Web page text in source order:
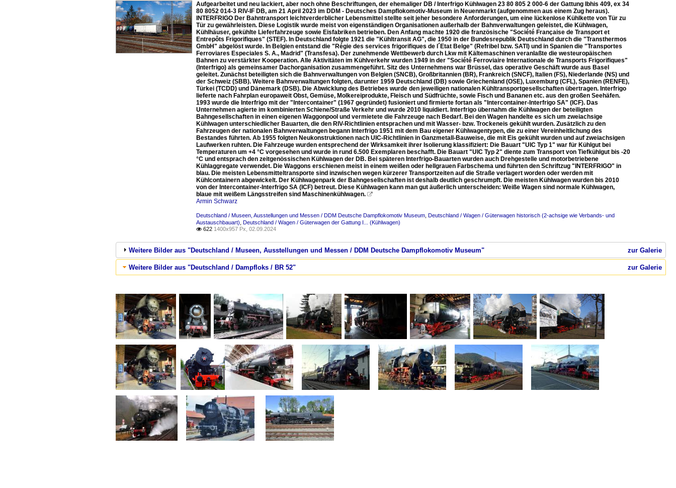
Aufgearbeitet und neu lackiert, aber noch ohne Beschriftungen, der ehemaliger DB / Interfrigo Kühlwagen 23 80 805 2 000-6 der Gattung Ibhis 409, ex 34
80 8052 014-3 RIV-IF DB, am 21 April 2023 im DDM - Deutsches Dampflokomotiv-Museum in Neuenmarkt (aufgenommen aus einem Zug heraus).
INTERFRIGO Der Bahntransport leichtverderblicher Lebensmittel stellte seit jeher besondere Anforderungen, um eine lückenlose Kühlkette von Tür zu
Tür zu gewährleisten. Diese Logistik wurde meist von eigenständigen Organisationen außerhalb der Bahnverwaltungen geleistet, die Kühlwagen,
Kühlhäuser, gekühlte Lieferfahrzeuge sowie Eisfabriken betrieben. Den Anfang machte 1920 die französische "Société Française de Transport et
Entrepôts Frigorifiques" (STEF). In Deutschland folgte 1921 die "Kühltransit AG", die 1950 in der Bundesrepublik Deutschland durch die "Transthermos
GmbH" abgelöst wurde. In Belgien entstand die "Régie des services frigorifiques de l´Etat Belge" (Refribel bzw. SATI) und in Spanien die "Transportes
Ferroviares Especiales S. A., Madrid" (Transfesa). Der zunehmende Wettbewerb durch Lkw mit Kältemaschinen veranlaßte die westeuropäischen
Bahnen zu verstärkter Kooperation. Alle Aktivitäten im Kühlverkehr wurden 1949 in der "Société Ferroviaire Internationale de Transports Frigorifiques"
(Interfrigo) als gemeinsamer Dachorganisation zusammengeführt. Sitz des Unternehmens war Brüssel, das operative Geschäft wurde aus Basel
geleitet. Zunächst beteiligten sich die Bahnverwaltungen von Belgien (SNCB), Großbritannien (BR), Frankreich (SNCF), Italien (FS), Niederlande (NS) und
der Schweiz (SBB). Weitere Bahnverwaltungen folgten, darunter 1959 Deutschland (DB) sowie Griechenland (OSE), Luxemburg (CFL), Spanien (RENFE),
Türkei (TCDD) und Dänemark (DSB). Die Abwicklung des Betriebes wurde den jeweiligen nationalen Kühltransportgesellschaften übertragen. Interfrigo
lieferte nach Fahrplan europaweit Obst, Gemüse, Molkereiprodukte, Fleisch und Südfrüchte, sowie Fisch und Bananen etc. aus den großen Seehäfen.
1993 wurde die Interfrigo mit der "Intercontainer" (1967 gegründet) fusioniert und firmierte fortan als "Intercontainer-Interfrigo SA" (ICF). Das
Unternehmen agierte im kombinierten Schiene/Straße Verkehr und wurde 2010 liquidiert. Interfrigo übernahm die Kühlwagen der beteiligten
Bahngesellschaften in einen eigenen Waggonpool und vermietete die Fahrzeuge nach Bedarf. Bei den Wagen handelte es sich um zweiachsige
Kühlwagen unterschiedlicher Bauarten, die den RIV-Richtlinien entsprachen und mit Wasser- bzw. Trockeneis gekühlt wurden. Zusätzlich zu den
Fahrzeugen der nationalen Bahnverwaltungen begann Interfrigo 1951 mit dem Bau eigener Kühlwagentypen, die zu einer Vereinheitlichung des
Bestandes führten. Ab 1955 folgten Neukonstruktionen nach UIC-Richtlinien in Ganzmetall-Bauweise, die mit Eis gekühlt wurden und auf zweiachsigen
Laufwerken ruhten. Die Fahrzeuge wurden entsprechend der Wirksamkeit ihrer Isolierung klassifiziert: Die Bauart "UIC Typ 1" war für Kühlgut bei
Temperaturen um +4 °C vorgesehen und wurde in rund 6.500 Exemplaren beschafft. Die Bauart "UIC Typ 2" diente zum Transport von Tiefkühlgut bis -20
°C und entsprach den zeitgenössischen Kühlwagen der DB. Bei späteren Interfrigo-Bauarten wurden auch Drehgestelle und motorbetriebene
Kühlaggregate verwendet. Die Waggons erschienen meist in einem weißen oder hellgrauen Farbschema und führten den Schriftzug "INTERFRIGO" in
blau. Die meisten Lebensmitteltransporte sind inzwischen wegen kürzerer Transportzeiten auf die Straße verlagert worden oder werden mit
Kühlcontainern abgewickelt. Der Kühlwagenpark der Bahngesellschaften ist deshalb deutlich geschrumpft. Die meisten Kühlwagen wurden bis 2010
von der Intercontainer-Interfrigo SA (ICF) betreut. Diese Kühlwagen kann man gut äußerlich unterscheiden: Weiße Wagen sind normale Kühlwagen,
blaue mit weißem Längsstreifen sind Maschinenkühlwagen. 
Armin Schwarz
Deutschland / Museen, Ausstellungen und Messen / DDM Deutsche Dampflokomotiv Museum Deutschland / Wagen / Güterwagen historisch (2-achsige wie Verbands- und
Austauschbauart) Deutschland / Wagen / Güterwagen der Gattung I... (Kühlwagen)
 622 1400x957 Px, 02.09.2024
zur Galerie
Weitere Bilder aus "Deutschland / Museen, Ausstellungen und Messen / DDM Deutsche Dampflokomotiv Museum"
zur Galerie
Weitere Bilder aus "Deutschland / Dampfloks / BR 52"